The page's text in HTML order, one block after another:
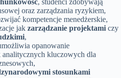
, studenci zdobywają
oraz zarządzania ryzykiem,
kompetencje menedżerskie,
jak zarządzanie projektami czy
,
opanowanie
analitycznych kluczowych dla
stosunkami